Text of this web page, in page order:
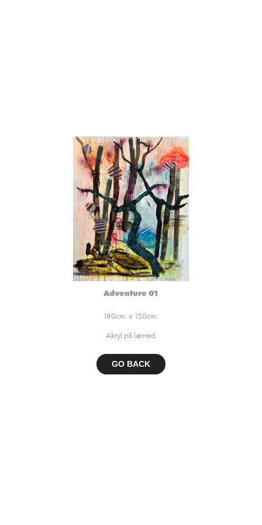
Adventure 01
180cm. x 150cm.
Akryl på lærred.
GO BACK